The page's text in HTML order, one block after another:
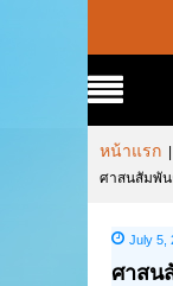
หน้าแรก
ศาสนสัมพัน
July 5,
ศาสน